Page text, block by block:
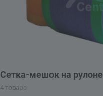
Сетка-мешок на рулоне
4 товара